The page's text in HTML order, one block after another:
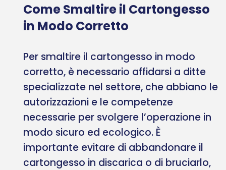
Come Smaltire il Cartongesso
in Modo Corretto
Per smaltire il cartongesso in modo
corretto, è necessario affidarsi a ditte
specializzate nel settore, che abbiano le
autorizzazioni e le competenze
necessarie per svolgere l’operazione in
modo sicuro ed ecologico. È
importante evitare di abbandonare il
cartongesso in discarica o di bruciarlo,